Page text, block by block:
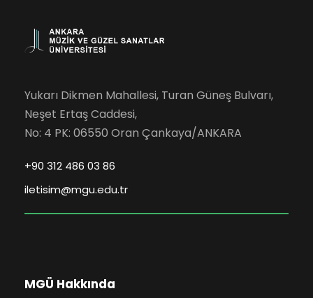
Yukarı Dikmen Mahallesi, Turan Güneş Bulvarı,
Neşet Ertaş Caddesi,
No: 4 PK: 06550 Oran Çankaya/ANKARA
+90 312 486 03 86
iletisim@mgu.edu.tr
MGÜ Hakkında